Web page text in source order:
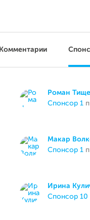
Комментарии
Роман
спонсор 1
Макар
спонсор 1
Ирина
спонсор 10